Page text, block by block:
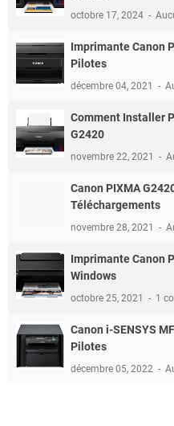
octobre 17, 2024
Imprimante Canon
Pilotes
décembre 04, 2021
Comment Installer
G2420
novembre 22, 2021
Canon PIXMA
Téléchargements
novembre 28, 2021
Imprimante Canon
Windows
octobre 25, 2021 1
Canon i-SENSYS
Pilotes
décembre 05, 2022